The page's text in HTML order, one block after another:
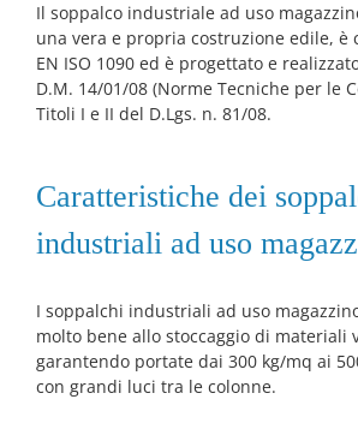
Il soppalco industriale ad uso
una vera e propria costruzione edile, è
EN ISO 1090 ed è progettato e
D.M. 14/01/08 (Norme Tecniche per le
Titoli I e II del D.Lgs. n. 81/08.
Caratteristiche dei
industriali ad uso
I soppalchi industriali ad uso
molto bene allo stoccaggio di materiali
garantendo portate dai 300 kg/mq ai
con grandi luci tra le colonne.